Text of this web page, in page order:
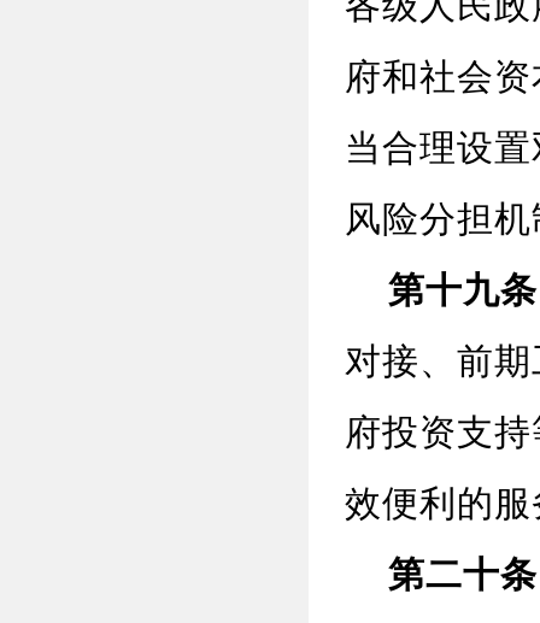
府和社会
当合理设
风险分担
第十九条
对接、前
府投资支
效便利的服
第二十条